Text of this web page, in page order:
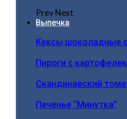
PrevNext
Выпечка
Кексы шоколадные
Пироги c
Скандинавский
Печенье “Минутка”